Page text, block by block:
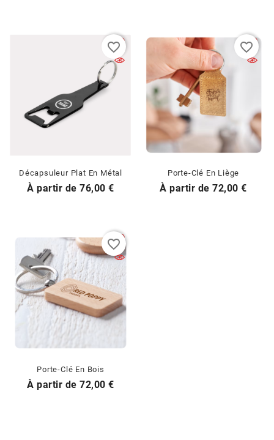
Décapsuleur Plat En Métal
À partir dePrix
76,00 €
favorite_border
Porte-Clé En Liège
À partir dePrix
72,00 €
favorite_border
Porte-Clé En Bois
À partir dePrix
72,00 €
favorite_border